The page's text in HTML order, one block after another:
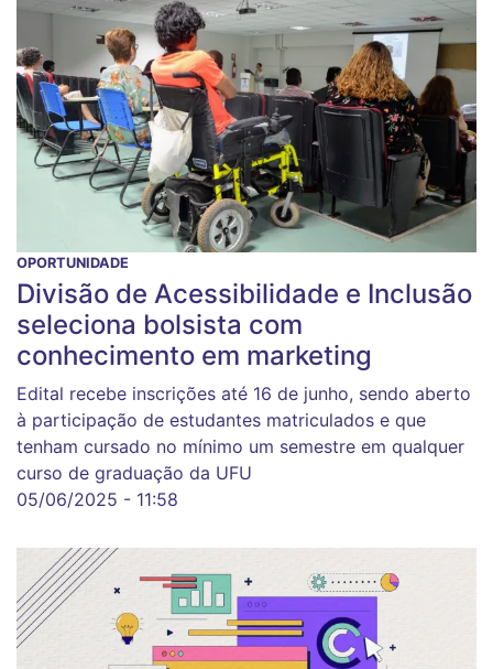
OPORTUNIDADE
Divisão de Acessibilidade e Inclusão
seleciona bolsista com
conhecimento em marketing
Edital recebe inscrições até 16 de junho, sendo aberto
à participação de estudantes matriculados e que
tenham cursado no mínimo um semestre em qualquer
curso de graduação da UFU
05/06/2025 - 11:58